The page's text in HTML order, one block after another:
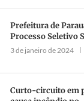
Prefeitura de
Processo Seletivo
3 de janeiro de 2024
Curto-circuito em